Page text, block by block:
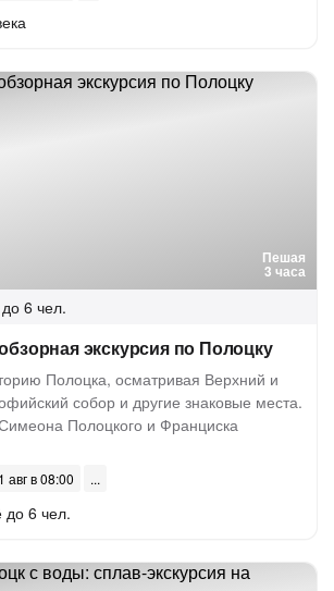
Пешая
3 часа
до 6 чел.
экскурсия по Полоцку
Полоцка, осматривая Верхний и
собор и другие знаковые места.
Полоцкого и Франциска
авг в 08:00
до 6 чел.